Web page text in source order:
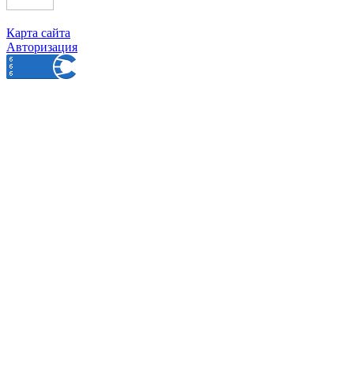
Карта сайта
Авторизация